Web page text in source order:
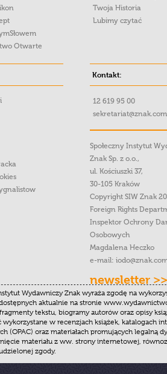
Otwarte
Twoja Historia
Lubimy czytać
Kontakt:
12 619 95 00
Społeczny Instytut
Znak Sp. z o.o.,
ul. Kościuszki 37,
30-105 Kraków
Copyright SIW Znak
Foreign Rights
Inspektor Ochrony
Osobowych
Magdalena Heczko
e-mail:
newsletter >>
Wydawniczy Znak wyraża zgodę na
aktualnie na stronie
tekstu, biogramy autorów oraz opisy
wykorzystane w recenzjach książek, katalogach
(OPAC) oraz materiałach promujących legalną
materiału z ww. strony internetowej,
zgody.